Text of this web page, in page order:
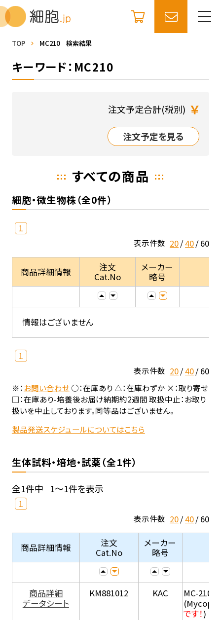
TOP MC210 検索結果
キーワード：MC210
注文予定合計(税別) ￥
注文予定を見る
すべての商品
細胞・微生物株（全0件）
1
表示件数 20 40 60
商品詳細情報
注文
Cat.No
メーカー
略号
情報はございません
1
表示件数 20 40 60
※：お問い合わせ○：在庫あり △：在庫わずか ×：取り寄せ
□：在庫あり-培養後お届け納期約2週間 取扱中止：お取り
扱いを中止しております。同等品はございません。
製品発送スケジュールについてはこちら
生体試料・培地・試薬（全1件）
全1件中 1～1件を表示
1
表示件数 20 40 60
商品詳細情報
注文
Cat.No
メーカー
略号
商品詳細
データシート
KM881012 KAC
MC-210 (
です！)